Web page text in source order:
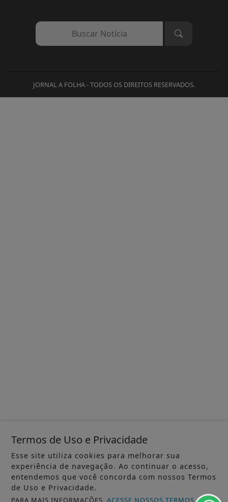
JORNAL A FOLHA - TODOS OS DIREITOS RESERVADOS.
Termos de Uso e Privacidade
Esse site utiliza cookies para melhorar sua
experiência de navegação. Ao continuar o acesso,
entendemos que você concorda com nossos Termos
de Uso e Privacidade.
PARA MAIS INFORMAÇÕES,ACESSE NOSSOS TERMOS